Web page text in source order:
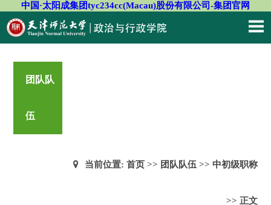
中国·太阳成集团tyc234cc(Macau)股份有限公司-集团官网
团队队
伍
当前位置: 首页>> 团队队伍 >> 中初级职称
>> 正文